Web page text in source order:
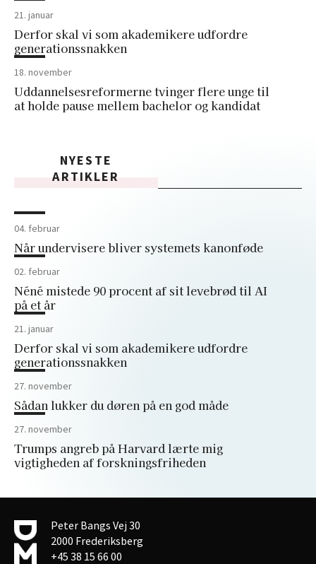
21. januar
Derfor skal vi som akademikere udfordre
generationssnakken
18. november
Uddannelsesreformerne tvinger flere unge til
at holde pause mellem bachelor og kandidat
NYESTE
ARTIKLER
04. februar
Når undervisere bliver systemets kanonføde
02. februar
Néné mistede 90 procent af sit levebrød til AI
på et år
21. januar
Derfor skal vi som akademikere udfordre
generationssnakken
27. november
Sådan lukker du døren på en god måde
27. november
Trumps angreb på Harvard lærte mig
vigtigheden af forskningsfriheden
Peter Bangs Vej 30
2000 Frederiksberg
+45 38 15 66 00